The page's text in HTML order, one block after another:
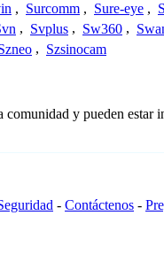
, Surcomm , Sure-eye ,
, Svplus , Sw360 ,
, Szsinocam
y pueden estar
- Contáctenos -